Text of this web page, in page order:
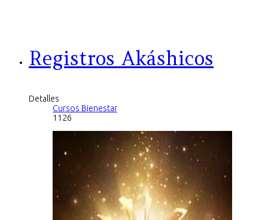
Registros Akáshicos
Detalles
Cursos Bienestar
1126